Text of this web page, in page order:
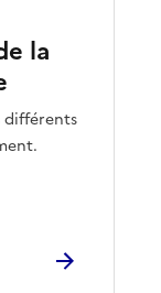
la
différents